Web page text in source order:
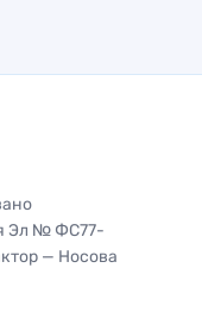
Эл № ФС77-
— Носова